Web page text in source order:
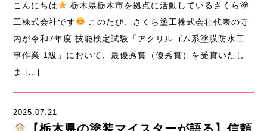
こんにちは
栃木県栃木市を拠点に活動しているさくら塗
工株式会社です
このたび、さくら塗工株式会社代表の寺
内が令和7年度 技能検定試験「アクリルゴム系塗膜防水工
事作業 1級」において、最優秀賞（優秀賞）を受賞いたし
ま […]
2025.07.21